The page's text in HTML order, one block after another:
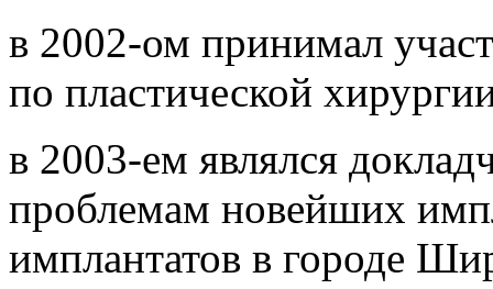
в 2002-ом принимал
по пластической
в 2003-ем являлся
проблемам новейших
имплантатов в городе